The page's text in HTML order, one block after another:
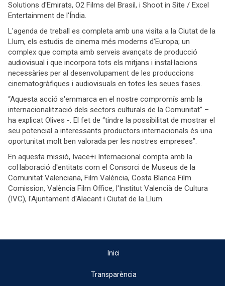
Solutions d'Emirats, O2 Films del Brasil, i Shoot in Site / Excel
Entertainment de l'Índia.
L'agenda de treball es completa amb una visita a la Ciutat de la
Llum, els estudis de cinema més moderns d'Europa; un
complex que compta amb serveis avançats de producció
audiovisual i que incorpora tots els mitjans i instal·lacions
necessàries per al desenvolupament de les produccions
cinematogràfiques i audiovisuals en totes les seues fases.
“Aquesta acció s'emmarca en el nostre compromís amb la
internacionalització dels sectors culturals de la Comunitat” –
ha explicat Olives -. El fet de “tindre la possibilitat de mostrar el
seu potencial a interessants productors internacionals és una
oportunitat molt ben valorada per les nostres empreses”.
En aquesta missió, Ivace+i Internacional compta amb la
col·laboració d'entitats com el Consorci de Museus de la
Comunitat Valenciana, Film València, Costa Blanca Film
Comission, València Film Office, l'Institut Valencià de Cultura
(IVC), l'Ajuntament d'Alacant i Ciutat de la Llum.
Inici
Transparència